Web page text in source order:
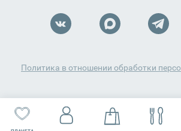
Политика в отношении обработки